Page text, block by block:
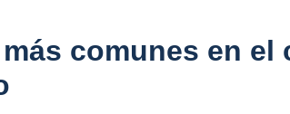
comunes en el